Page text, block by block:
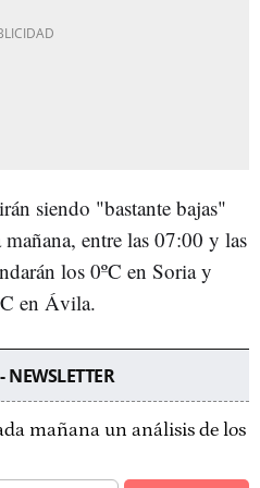
siendo "bastante bajas"
entre las 07:00 y las
los 0ºC en Soria y
en Ávila.
mañana un análisis de los